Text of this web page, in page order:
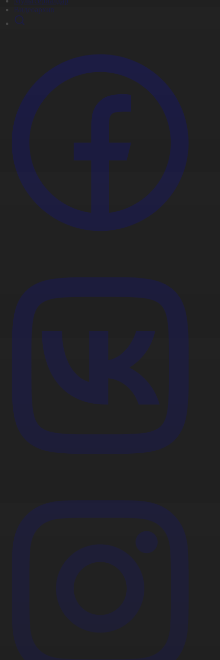
Видеоархив